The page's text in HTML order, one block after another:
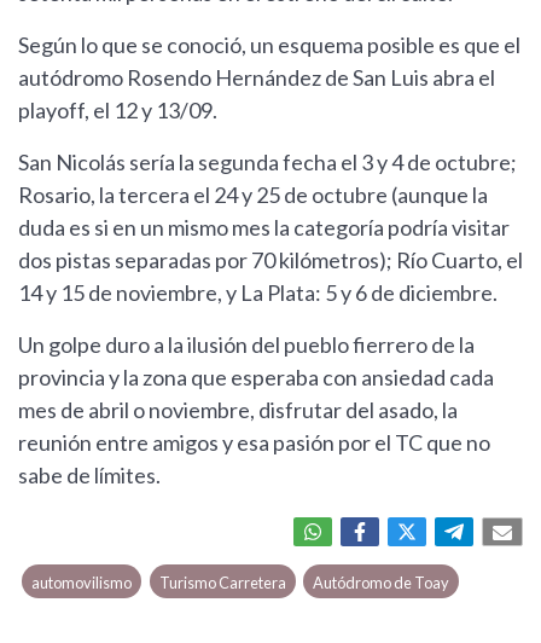
Según lo que se conoció, un esquema posible es que el
autódromo Rosendo Hernández de San Luis abra el
playoff, el 12 y 13/09.
San Nicolás sería la segunda fecha el 3 y 4 de octubre;
Rosario, la tercera el 24 y 25 de octubre (aunque la
duda es si en un mismo mes la categoría podría visitar
dos pistas separadas por 70 kilómetros); Río Cuarto, el
14 y 15 de noviembre, y La Plata: 5 y 6 de diciembre.
Un golpe duro a la ilusión del pueblo fierrero de la
provincia y la zona que esperaba con ansiedad cada
mes de abril o noviembre, disfrutar del asado, la
reunión entre amigos y esa pasión por el TC que no
sabe de límites.
automovilismo Turismo Carretera Autódromo de Toay